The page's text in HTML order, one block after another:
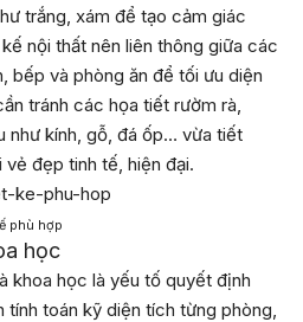
trắng, xám để tạo cảm giác
nội thất nên liên thông giữa các
bếp và phòng ăn để tối ưu diện
tránh các họa tiết rườm rà,
như kính, gỗ, đá ốp… vừa tiết
đẹp tinh tế, hiện đại.
phù hợp
học
khoa học là yếu tố quyết định
tính toán kỹ diện tích từng phòng,